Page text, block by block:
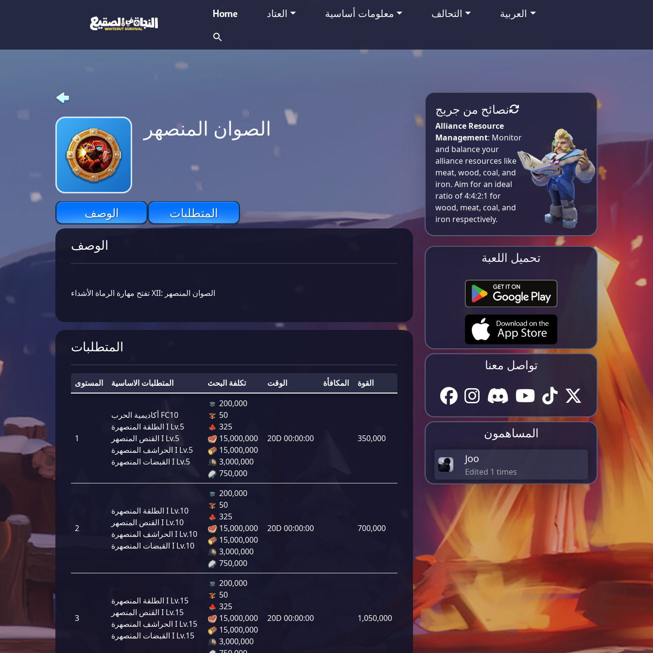
Home العتاد معلومات أساسية التحالف
العربية
الصوان المنصهر
الوصف المتطلبات
الوصف
تفتح مهارة الرماة الأشداء XII: الصوان المنصهر
المتطلبات
المستوى المتطلبات الاساسية تكلفة البحث الوقت المكافأة القوة
1
أكاديمية الحرب FC10
الطلقة المنصهرة I Lv.5
القنص المنصهر I Lv.5
الحراشف المنصهرة I Lv.5
القبضات المنصهرة I Lv.5
200,000
50
325
15,000,000
15,000,000
3,000,000
750,000
20D 00:00:00 350,000
2
الطلقة المنصهرة I Lv.10
القنص المنصهر I Lv.10
الحراشف المنصهرة I Lv.10
القبضات المنصهرة I Lv.10
200,000
50
325
15,000,000
15,000,000
3,000,000
750,000
20D 00:00:00 700,000
3
الطلقة المنصهرة I Lv.15
القنص المنصهر I Lv.15
الحراشف المنصهرة I Lv.15
القبضات المنصهرة I Lv.15
200,000
50
325
15,000,000
15,000,000
3,000,000
20D 00:00:00 1,050,000
نصائح من جريج
Alliance Resource
Management: Monitor
and balance your
alliance resources like
meat, wood, coal, and
iron. Aim for an ideal
ratio of 4:4:2:1 for
wood, meat, coal, and
iron respectively​.
تحميل اللعبة
تواصل معنا
المساهمون
Joo
Edited 1 times